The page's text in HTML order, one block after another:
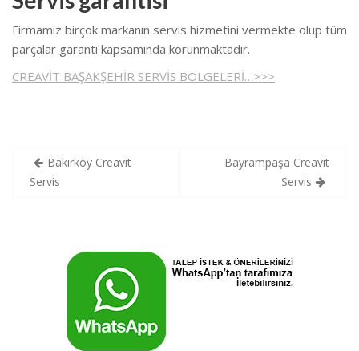
Firmamız birçok markanın servis hizmetini vermekte olup tüm
parçalar garanti kapsamında korunmaktadır.
CREAVİT BAŞAKŞEHİR SERVİS BÖLGELERİ…>>>
Yazı
gezinmesi
Bakırköy Creavit
Servis
Bayrampaşa Creavit
Servis